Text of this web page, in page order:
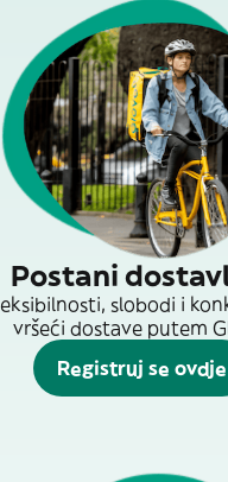
Postani
slobodi i
vršeći dostave putem
Registruj se ovdje